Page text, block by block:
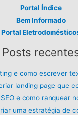
Portal Índice
Bem Informado
Portal
Posts
e como escrever
landing page que
e como ranquear
uma estratégia de